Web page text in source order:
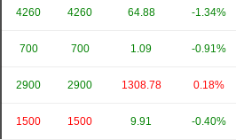
4260 4260 64.88 -1.34%
700 700 1.09 -0.91%
2900 2900 1308.78 0.18%
1500 1500 9.91 -0.40%